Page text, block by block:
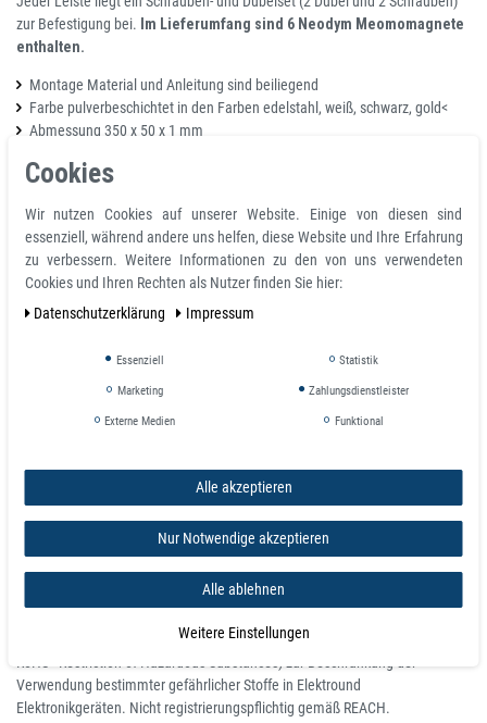
zur Befestigung bei. Im Lieferumfang sind 6 Neodym Meomomagnete
enthalten.
Montage Material und Anleitung sind beiliegend
Farbe pulverbeschichtet in den Farben edelstahl, weiß, schwarz, gold<
Abmessung 350 x 50 x 1 mm
Produkteigenschaften und technische Daten
Gesamthöhe H 1,0 mm
Gesamtbreite B 50 mm
Geamtlänge L 350 mm
Andere Mengen und Abmessungen auf Anfrage
möglich...klicken Sie hier!
Anwendung
Edle Optik und hochwertiges Material
Durch die edle Optik unserer Magnetleiste Wandleiste Ferroleiste, können
diese gut sichtbar platziert werden.
ROHS-Richtlinie
Dieser Artikel entspricht der europäischen RoHS-Richtlinie (2002/95/EG -
RoHS - Restriction of Hazardous Substances) zur Beschränkung der
Verwendung bestimmter gefährlicher Stoffe in Elektround
Elektronikgeräten. Nicht registrierungspflichtig gemäß REACH.
Cookies
Wir nutzen Cookies auf unserer Website. Einige von diesen sind
essenziell, während andere uns helfen, diese Website und Ihre Erfahrung
zu verbessern. Weitere Informationen zu den von uns verwendeten
Cookies und Ihren Rechten als Nutzer finden Sie hier:
Daten­schutz­erklärung
Impressum
Essenziell Statistik
Marketing Zahlungsdienstleister
Externe Medien Funktional
Alle akzeptieren
Nur Notwendige akzeptieren
Alle ablehnen
Weitere Einstellungen